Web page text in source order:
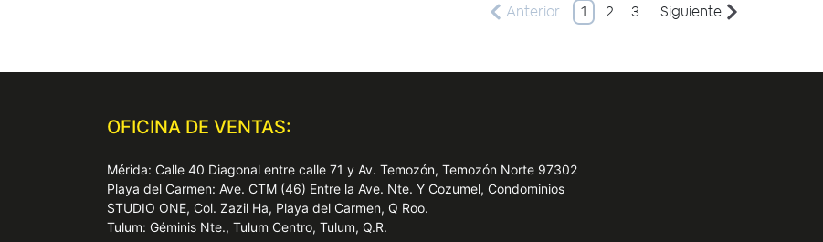
Anterior 1 2 3 Siguiente
OFICINA DE VENTAS:
Mérida: Calle 40 Diagonal entre calle 71 y Av. Temozón, Temozón Norte 97302
Playa del Carmen: Ave. CTM (46) Entre la Ave. Nte. Y Cozumel, Condominios
STUDIO ONE, Col. Zazil Ha, Playa del Carmen, Q Roo.
Tulum: Géminis Nte., Tulum Centro, Tulum, Q.R.